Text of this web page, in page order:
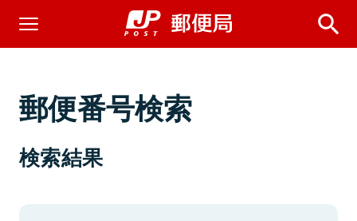
郵便番号検索
検索結果